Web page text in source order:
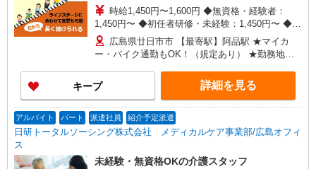
時給1,450円〜1,600円 ◆無資格・経験者：
1,450円〜 ◆初任者研修・未経験：1,450円〜 ◆初
任者研修・経験者：1,550円〜 ◆介護福祉士：
1,600円〜 ※経験者は3ヶ月以上 ※給与幅は経験・
能力による ★週払いOK（規定あり）
広島県廿日市市 【最寄駅】阿品駅 ★マイカ
ー・バイク通勤もOK！（規定あり） ★勤務地は
お好きな勤務地をお選び下さい！！
キープ 詳細を見る
アルバイト パート 派遣社員 紹介予定派遣
日研トータルソーシング株式会社 メディカルケア事業部/広島オフィ
ス
未経験・無資格OKの介護スタッフ